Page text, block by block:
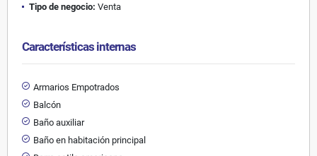
Tipo de negocio: Venta
Características internas
Armarios Empotrados
Balcón
Baño auxiliar
Baño en habitación principal